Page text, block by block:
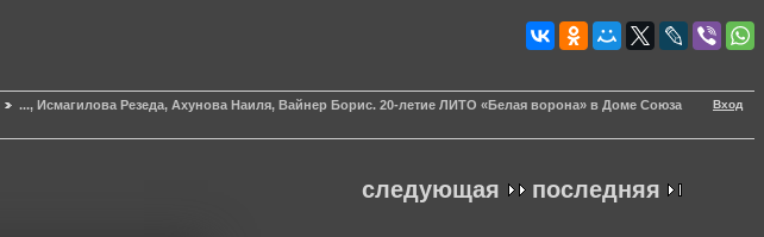
Вход
..., Исмагилова Резеда, Ахунова Наиля, Вайнер Борис. 20-летие ЛИТО «Белая ворона» в Доме Союза
следующая последняя